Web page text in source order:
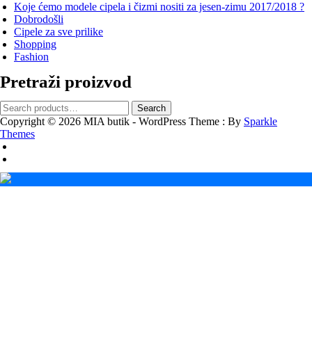
Koje ćemo modele cipela i čizmi nositi za jesen-zimu 2017/2018 ?
Dobrodošli
Cipele za sve prilike
Shopping
Fashion
Pretraži proizvod
Search
for:
Search
Copyright © 2026 MIA butik - WordPress Theme : By Sparkle
Themes